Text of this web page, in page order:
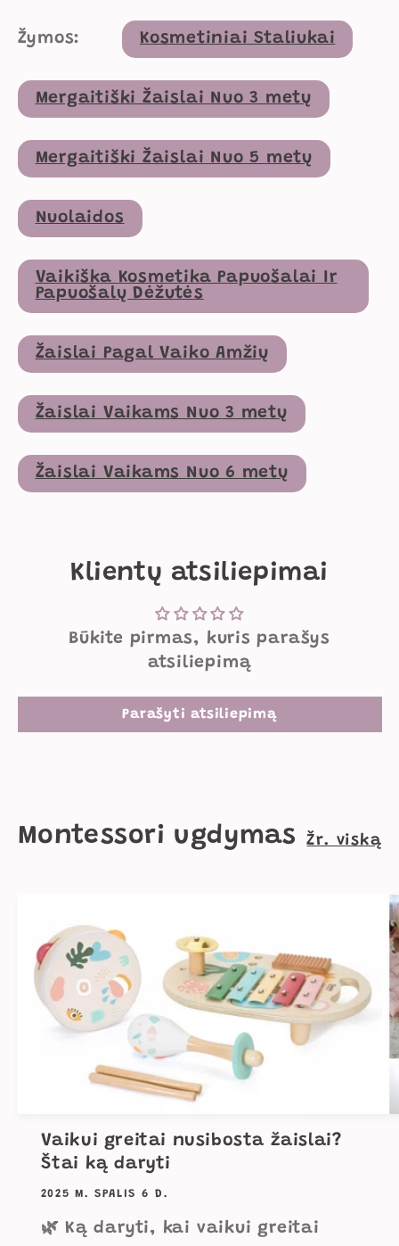
Žymos: Kosmetiniai Staliukai
Mergaitiški Žaislai Nuo 3 metų
Mergaitiški Žaislai Nuo 5 metų
Nuolaidos
Vaikiška Kosmetika Papuošalai Ir
Papuošalų Dėžutės
Žaislai Pagal Vaiko Amžių
Žaislai Vaikams Nuo 3 metų
Žaislai Vaikams Nuo 6 metų
Klientų atsiliepimai
Būkite pirmas, kuris parašys
atsiliepimą
Parašyti atsiliepimą
Montessori ugdymas Žr. viską
Vaikui greitai nusibosta žaislai?
Štai ką daryti
2025 M. SPALIS 6 D.
🌿 Ką daryti, kai vaikui greitai